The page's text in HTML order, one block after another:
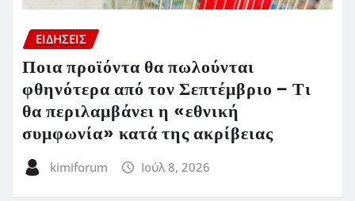
ΕΙΔΗΣΕΙΣ
Ποια προϊόντα θα πωλούνται
φθηνότερα από τον Σεπτέμβριο – Τι
θα περιλαμβάνει η «εθνική
συμφωνία» κατά της ακρίβειας
kimiforum Ιούλ 8, 2026